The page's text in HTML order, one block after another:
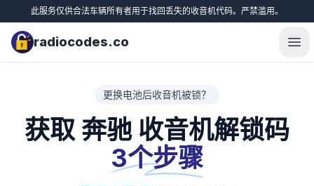
此服务仅供合法车辆所有者用于找回丢失的收音机代码。严禁滥用。
radiocodes.co
更换电池后收音机被锁？
获取 奔驰 收音机解锁码
3个步骤